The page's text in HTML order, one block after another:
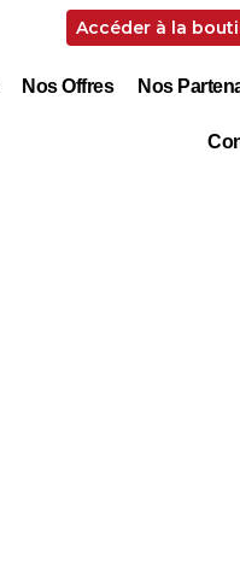
Accéder à la
Nos Offres Nos